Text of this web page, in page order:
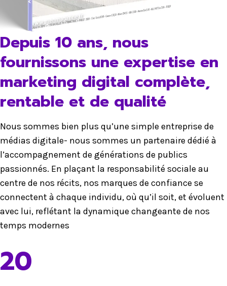
Depuis 10 ans, nous
fournissons une expertise en
marketing digital complète,
rentable et de qualité
Nous sommes bien plus qu’une simple entreprise de
médias digitale- nous sommes un partenaire dédié à
l’accompagnement de générations de publics
passionnés. En plaçant la responsabilité sociale au
centre de nos récits, nos marques de confiance se
connectent à chaque individu, où qu’il soit, et évoluent
avec lui, reflétant la dynamique changeante de nos
temps modernes
20